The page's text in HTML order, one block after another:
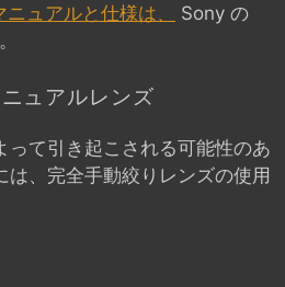
ュアルと仕様は、
Sony の
ュアルレンズ
って引き起こされる可能性のあ
は、完全手動絞りレンズの使用